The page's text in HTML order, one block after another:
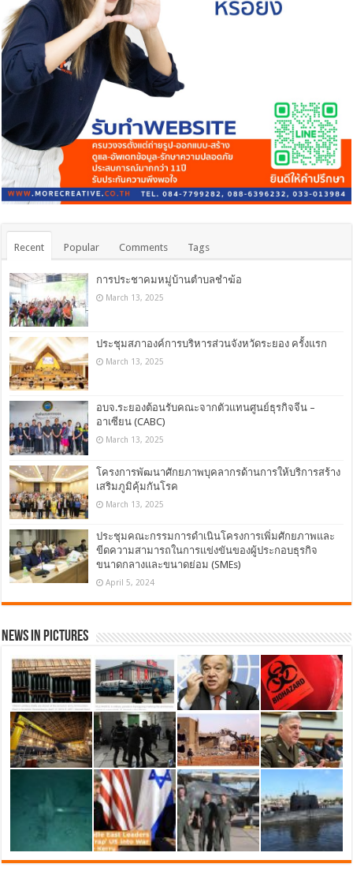
Recent Popular Comments Tags
การประชาคมหมู่บ้านตำบลชำฆ้อ
March 13, 2025
ประชุมสภาองค์การบริหารส่วนจังหวัดระยอง ครั้งแรก
March 13, 2025
อบจ.ระยองต้อนรับคณะจากตัวแทนศูนย์ธุรกิจจีน –
อาเซียน (CABC)
March 13, 2025
โครงการพัฒนาศักยภาพบุคลากรด้านการให้บริการสร้าง
เสริมภูมิคุ้มกันโรค
March 13, 2025
ประชุมคณะกรรมการดำเนินโครงการเพิ่มศักยภาพและ
ขีดความสามารถในการแข่งขันของผู้ประกอบธุรกิจ
ขนาดกลางและขนาดย่อม (SMEs)
April 5, 2024
News in Pictures